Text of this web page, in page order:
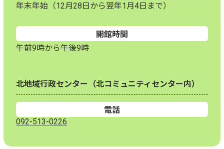
年末年始（12月28日から翌年1月4日まで）
開館時間
午前9時から午後9時
北地域行政センター（北コミュニティセンター内）
電話
092-513-0226